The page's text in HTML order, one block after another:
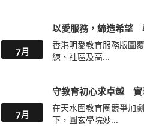
7月
以愛服務，締造希望
香港明愛教育服務版圖
練、社區及高...
7月
守教育初心求卓越 實
在天水圍教育圈競爭加
下，圓玄學院妙...